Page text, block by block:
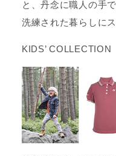
と、丹念に職人の手
洗練された暮らしに
KIDS’ COLLECTION